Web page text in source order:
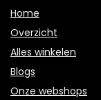
Home
Overzicht
Alles winkelen
Blogs
Onze webshops